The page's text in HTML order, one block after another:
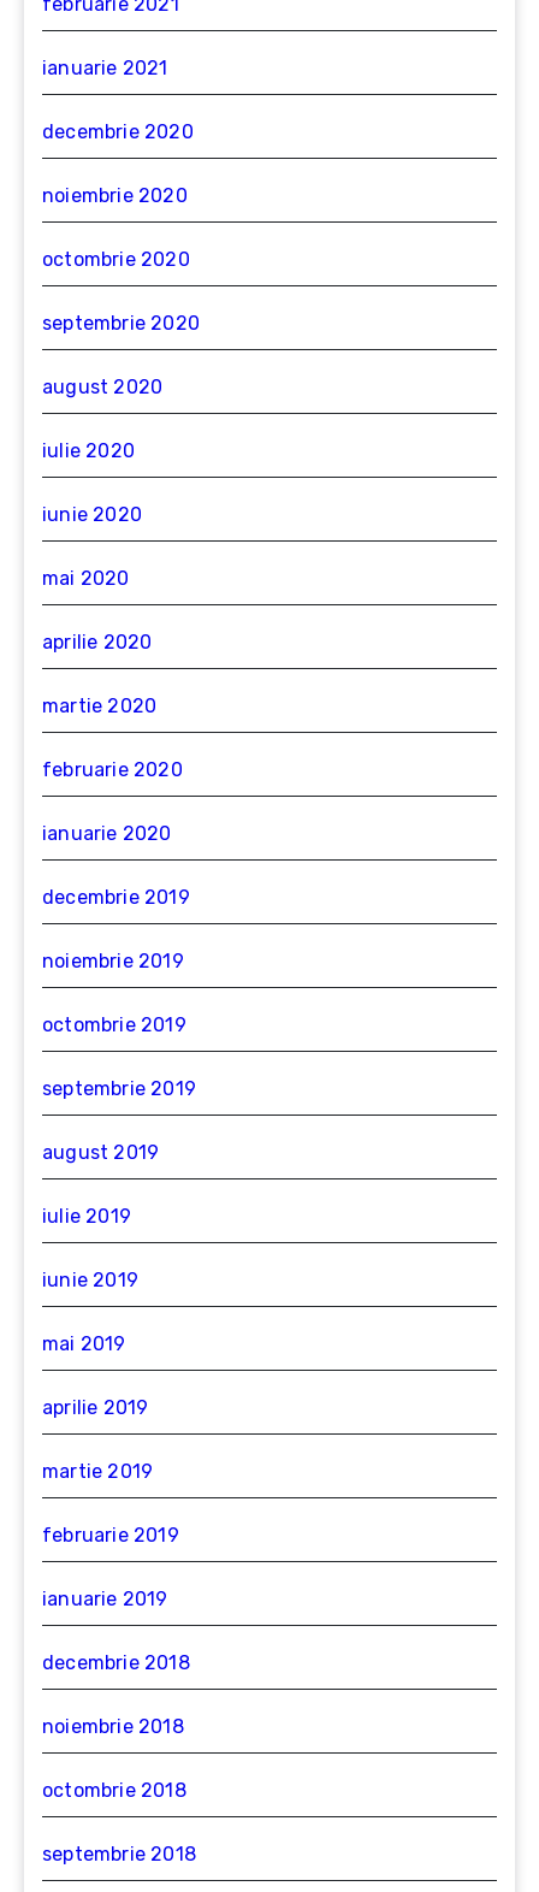
ianuarie 2021
decembrie 2020
noiembrie 2020
octombrie 2020
septembrie 2020
august 2020
iulie 2020
iunie 2020
mai 2020
aprilie 2020
martie 2020
februarie 2020
ianuarie 2020
decembrie 2019
noiembrie 2019
octombrie 2019
septembrie 2019
august 2019
iulie 2019
iunie 2019
mai 2019
aprilie 2019
martie 2019
februarie 2019
ianuarie 2019
decembrie 2018
noiembrie 2018
octombrie 2018
septembrie 2018